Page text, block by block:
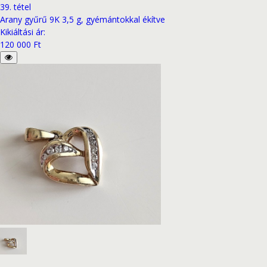
39. tétel
Arany gyűrű 9K 3,5 g, gyémántokkal ékítve
Kikiáltási ár:
120 000 Ft